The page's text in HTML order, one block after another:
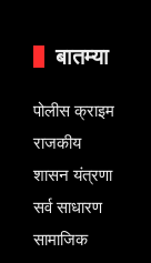
बातम्या
पोलीस क्राइम
राजकीय
शासन यंत्रणा
सर्व साधारण
सामाजिक